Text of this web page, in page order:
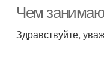
Чем
Здравствуйте,